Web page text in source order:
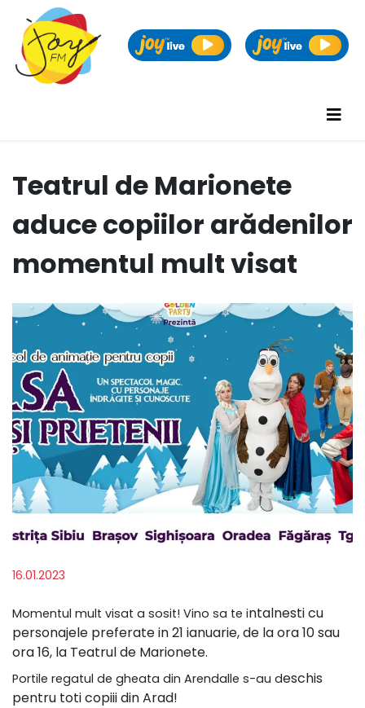
Teatrul de Marionete
aduce copiilor arădenilor
momentul mult visat
16.01.2023
Momentul mult visat a sosit! Vino sa te intalnesti cu
personajele preferate in 21 ianuarie, de la ora 10 sau
ora 16, la Teatrul de Marionete.
Portile regatul de gheata din Arendalle s-au deschis
pentru toti copiii din Arad!